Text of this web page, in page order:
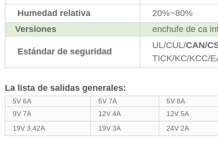
Humedad relativa
20%~80%
Versiones
enchufe de ca
Estándar de seguridad
UL/CUL/CAN/
TICK/KC/KCC/
La lista de salidas generales:
5V 6A 5V 7A
5V 8A
9V 7A
12V 4A
12V 5A
19V 3,42A
19V 3A 24V 2A